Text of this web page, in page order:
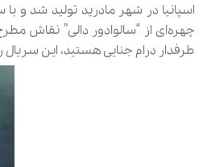
اسپانیا در شهر مادرید تولید شد و
چهره‌ای از “سالوادور دالی” نقاش
طرفدار درام جنایی هستید، این سریال